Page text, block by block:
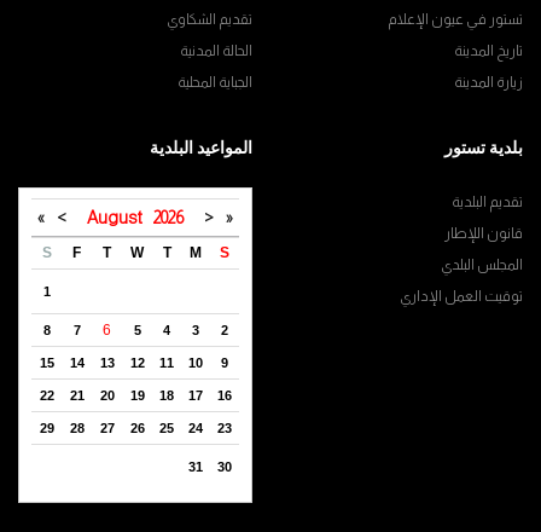
تستور في عيون الإعلام
تاريخ المدينة
زيارة المدينة
تقديم الشكاوي
الحالة المدنية
الجباية المحلية
بلدية تستور
تقديم البلدية
قانون اللإطار
المجلس البلدي
توقيت العمل الإداري
المواعيد البلدية
«
<
August 2026
>
»
S
M
T
W
T
F
S
1
2
3
4
5
6
7
8
9
10
11
12
13
14
15
16
17
18
19
20
21
22
23
24
25
26
27
28
29
30
31